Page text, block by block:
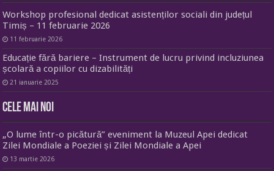
Workshop profesional dedicat asistenților sociali din județul
Timiș – 11 februarie 2026
11 februarie 2026
Educație fără bariere – Instrument de lucru privind incluziunea
școlară a copiilor cu dizabilități
21 ianuarie 2025
Cele mai noi
„O lume într-o picătură” eveniment la Muzeul Apei dedicat
Zilei Mondiale a Poeziei și Zilei Mondiale a Apei
13 martie 2026